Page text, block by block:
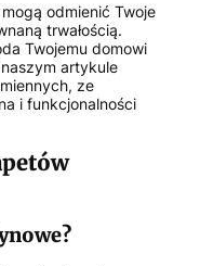
odmienić Twoje
trwałością.
Twojemu domowi
artykule
ze
i funkcjonalności